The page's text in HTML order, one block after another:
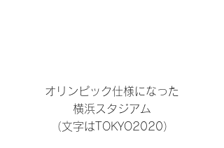
オリンピック仕様になった
横浜スタジアム
（文字はTOKYO2020）